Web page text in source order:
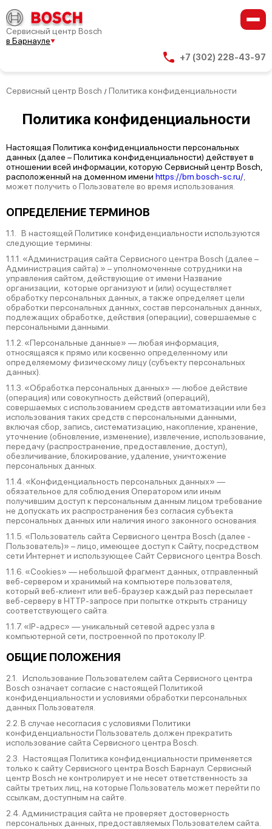
Сервисный центр Bosch
в Барнауле
+7 (302) 228-43-97
Сервисный центр Bosch / Политика конфиденциальности
Политика конфиденциальности
Настоящая Политика конфиденциальности персональных
данных (далее – Политика конфиденциальности) действует в
отношении всей информации, которую Сервисный центр Bosch,
расположенный на доменном имени https://brn.bosch-sc.ru/,
может получить о Пользователе во время использования.
ОПРЕДЕЛЕНИЕ ТЕРМИНОВ
1.1. В настоящей Политике конфиденциальности используются
следующие термины:
1.1.1. «Администрация сайта Сервисного центра Bosch (далее –
Администрация сайта) » – уполномоченные сотрудники на
управления сайтом, действующие от имени Название
организации, которые организуют и (или) осуществляет
обработку персональных данных, а также определяет цели
обработки персональных данных, состав персональных данных,
подлежащих обработке, действия (операции), совершаемые с
персональными данными.
1.1.2. «Персональные данные» — любая информация,
относящаяся к прямо или косвенно определенному или
определяемому физическому лицу (субъекту персональных
данных).
1.1.3. «Обработка персональных данных» — любое действие
(операция) или совокупность действий (операций),
совершаемых с использованием средств автоматизации или без
использования таких средств с персональными данными,
включая сбор, запись, систематизацию, накопление, хранение,
уточнение (обновление, изменение), извлечение, использование,
передачу (распространение, предоставление, доступ),
обезличивание, блокирование, удаление, уничтожение
персональных данных.
1.1.4. «Конфиденциальность персональных данных» —
обязательное для соблюдения Оператором или иным
получившим доступ к персональным данным лицом требование
не допускать их распространения без согласия субъекта
персональных данных или наличия иного законного основания.
1.1.5. «Пользователь сайта Сервисного центра Bosch (далее ‑
Пользователь)» – лицо, имеющее доступ к Сайту, посредством
сети Интернет и использующее Сайт Сервисного центра Bosch.
1.1.6. «Cookies» — небольшой фрагмент данных, отправленный
веб-сервером и хранимый на компьютере пользователя,
который веб-клиент или веб-браузер каждый раз пересылает
веб-серверу в HTTP-запросе при попытке открыть страницу
соответствующего сайта.
1.1.7. «IP-адрес» — уникальный сетевой адрес узла в
компьютерной сети, построенной по протоколу IP.
ОБЩИЕ ПОЛОЖЕНИЯ
2.1. Использование Пользователем сайта Сервисного центра
Bosch означает согласие с настоящей Политикой
конфиденциальности и условиями обработки персональных
данных Пользователя.
2.2. В случае несогласия с условиями Политики
конфиденциальности Пользователь должен прекратить
использование сайта Сервисного центра Bosch.
2.3. Настоящая Политика конфиденциальности применяется
только к сайту Сервисного центра Bosch Барнаул. Сервисный
центр Bosch не контролирует и не несет ответственность за
сайты третьих лиц, на которые Пользователь может перейти по
ссылкам, доступным на сайте.
2.4. Администрация сайта не проверяет достоверность
персональных данных, предоставляемых Пользователем сайта.